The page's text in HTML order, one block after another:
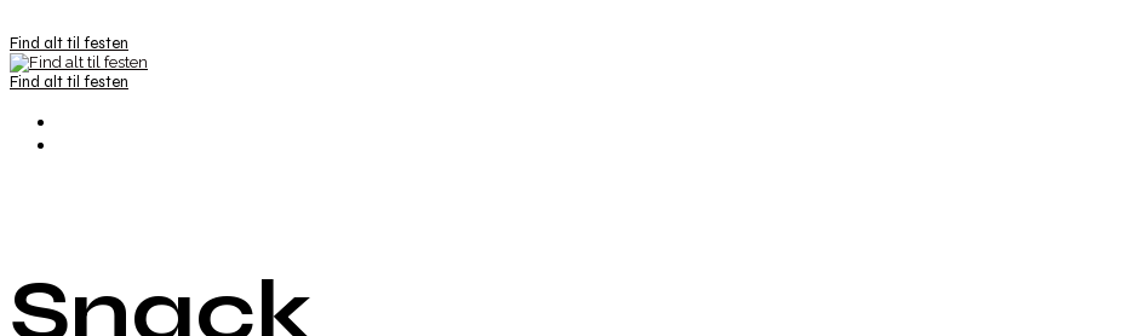
Find alt til festen
Find alt til festen
Snack